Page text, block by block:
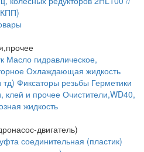
Масло гидравлическое,
Охлаждающая жидкость
тд) Фиксаторы резьбы Герметики
клей и прочее Очистители,WD40,
жидкость
двигатель)
соединительная (пластик)